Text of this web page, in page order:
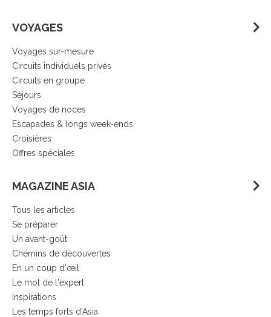
VOYAGES
Voyages sur-mesure
Circuits individuels privés
Circuits en groupe
Séjours
Voyages de noces
Escapades & longs week-ends
Croisières
Offres spéciales
MAGAZINE ASIA
Tous les articles
Se préparer
Un avant-goût
Chemins de découvertes
En un coup d'œil
Le mot de l'expert
Inspirations
Les temps forts d'Asia